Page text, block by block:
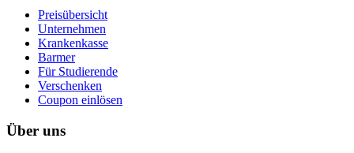
Preisübersicht
Unternehmen
Krankenkasse
Barmer
Für Studierende
Ver­schen­ken
Coupon einlösen
Über uns